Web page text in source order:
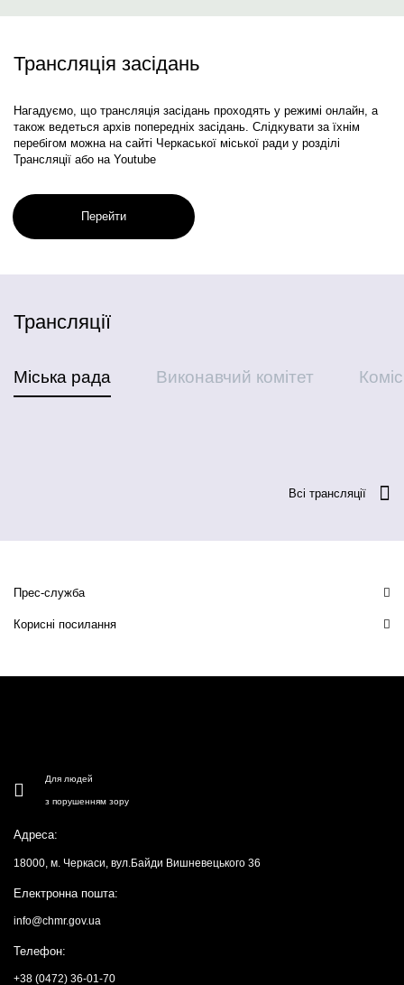
Трансляція засідань
Нагадуємо, що трансляція засідань проходять у режимі онлайн, а
також ведеться архів попередніх засідань. Слідкувати за їхнім
перебігом можна на сайті Черкаської міської ради у розділі
Трансляції або на Youtube
Перейти
Трансляції
Міська рада Виконавчий комітет
Всі трансляції
Прес-служба
Корисні посилання
Для людей
з порушенням зору
Адреса:
18000, м. Черкаси, вул.Байди Вишневецького 36
Електронна пошта:
info@chmr.gov.ua
Телефон:
+38 (0472) 36-01-70